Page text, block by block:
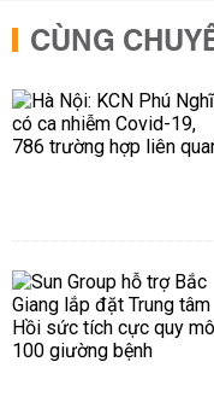
CÙNG